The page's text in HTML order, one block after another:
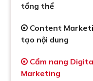
tổng thể
Content
tạo nội dung
Cẩm nang
Marketing